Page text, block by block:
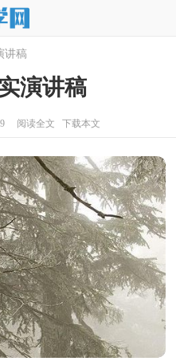
讲稿
演讲稿
阅读全文 下载本文